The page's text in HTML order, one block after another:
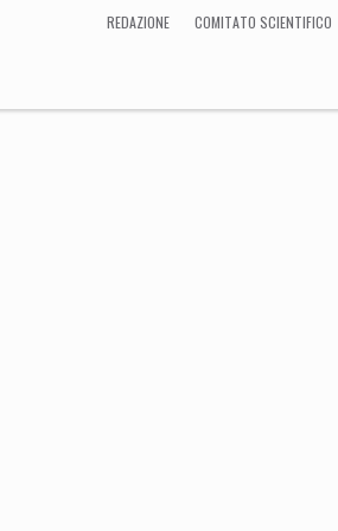
REDAZIONE COMITATO SCIENTIFICO